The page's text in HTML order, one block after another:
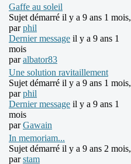
Gaffe au soleil
Sujet démarré il y a 9 ans 1 mois,
parphil
Dernier message il y a 9 ans 1
mois
paralbator83
Une solution ravitaillement
Sujet démarré il y a 9 ans 1 mois,
parphil
Dernier message il y a 9 ans 1
mois
parGawain
In memoriam...
Sujet démarré il y a 9 ans 2 mois,
parstam